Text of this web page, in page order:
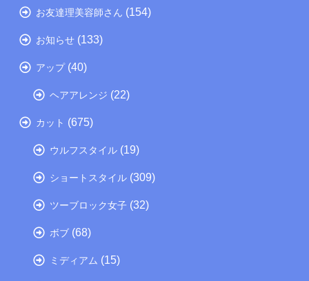
お友達理美容師さん (154)
お知らせ (133)
アップ(40)
ヘアアレンジ (22)
カット (675)
ウルフスタイル (19)
ショートスタイル (309)
ツーブロック女子 (32)
ボブ (68)
ミディアム (15)